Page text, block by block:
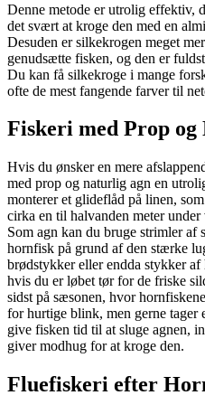
Denne metode er utrolig effektiv,
det svært at kroge den med en
Desuden er silkekrogen meget
genudsætte fisken, og den er
Du kan få silkekroge i mange
ofte de mest fangende farver til
Fiskeri med Prop
Hvis du ønsker en mere
med prop og naturlig agn en
monterer et glideflåd på linen,
cirka en til halvanden meter
Som agn kan du bruge strimler af
hornfisk på grund af den stærke
brødstykker eller endda stykker
hvis du er løbet tør for de friske
sidst på sæsonen, hvor
for hurtige blink, men gerne
give fisken tid til at sluge agnen,
giver modhug for at kroge den.
Fluefiskeri efter